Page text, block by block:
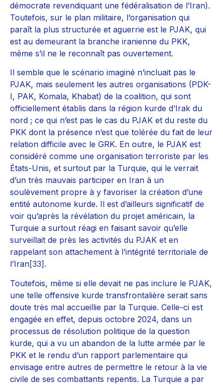
démocrate revendiquant une fédéralisation de l’Iran).
Toutefois, sur le plan militaire, l’organisation qui
paraît la plus structurée et aguerrie est le PJAK, qui
est au demeurant la branche iranienne du PKK,
même s’il ne le reconnaît pas ouvertement.
Il semble que le scénario imaginé n’incluait pas le
PJAK, mais seulement les autres organisations (PDK-
I, PAK, Komala, Khabat) de la coalition, qui sont
officiellement établis dans la région kurde d’Irak du
nord ; ce qui n’est pas le cas du PJAK et du reste du
PKK dont la présence n’est que tolérée du fait de leur
relation difficile avec le GRK. En outre, le PJAK est
considéré comme une organisation terroriste par les
États-Unis, et surtout par la Turquie, qui le verrait
d’un très mauvais participer en Iran à un
soulèvement propre à y favoriser la création d’une
entité autonome kurde. Il est d’ailleurs significatif de
voir qu’après la révélation du projet américain, la
Turquie a surtout réagi en faisant savoir qu’elle
surveillait de près les activités du PJAK et en
rappelant son attachement à l’intégrité territoriale de
l’Iran[33] .
Toutefois, même si elle devait ne pas inclure le PJAK,
une telle offensive kurde transfrontalière serait sans
doute très mal accueillie par la Turquie. Celle-ci est
engagée en effet, depuis octobre 2024, dans un
processus de résolution politique de la question
kurde, qui a vu un abandon de la lutte armée par le
PKK et le rendu d’un rapport parlementaire qui
envisage entre autres de permettre le retour à la vie
civile de ses combattants repentis. La Turquie a par